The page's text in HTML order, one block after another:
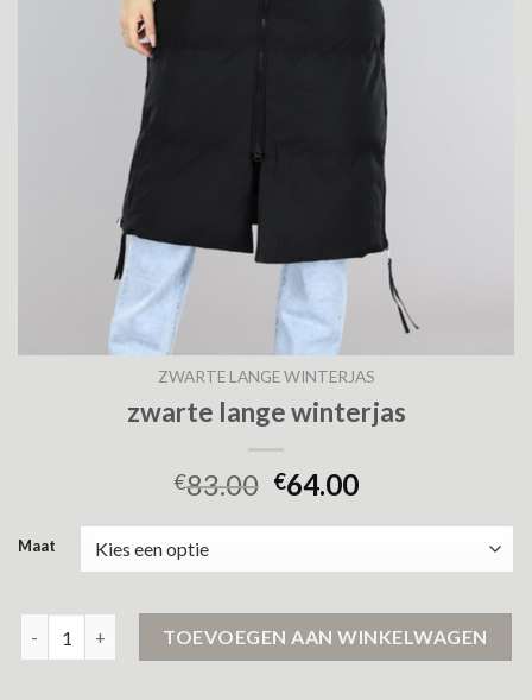
ZWARTE LANGE WINTERJAS
zwarte lange winterjas
€83.00 €64.00
Maat
TOEVOEGEN AAN WINKELWAGEN